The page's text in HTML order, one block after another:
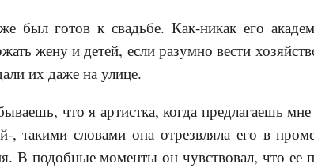
готов к свадьбе. Как-никак его
жену и детей, если разумно вести
их даже на улице.
что я артистка, когда предлагаешь
, такими словами она отрезвляла его в
В подобные моменты он чувствовал, что ее